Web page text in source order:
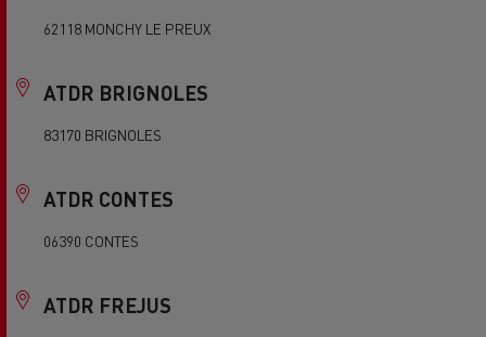
62118 MONCHY LE PREUX
ATDR BRIGNOLES
83170 BRIGNOLES
ATDR CONTES
06390 CONTES
ATDR FREJUS